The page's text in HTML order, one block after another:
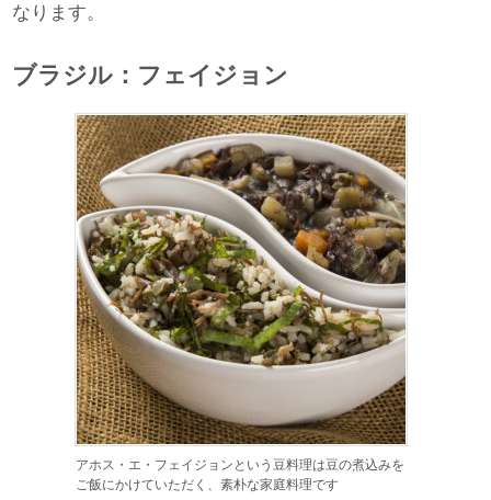
なります。
ブラジル：フェイジョン
アホス・エ・フェイジョンという豆料理は豆の煮込みを
ご飯にかけていただく、素朴な家庭料理です